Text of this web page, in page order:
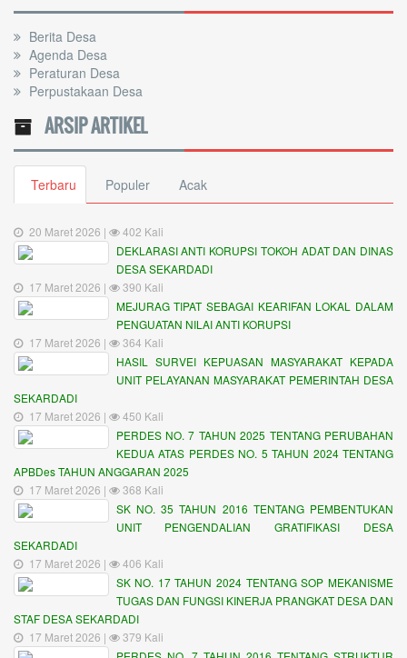
Berita Desa
Agenda Desa
Peraturan Desa
Perpustakaan Desa
ARSIP ARTIKEL
Terbaru Populer Acak
20 Maret 2026 |
402 Kali
DEKLARASI ANTI KORUPSI TOKOH ADAT DAN DINAS
DESA SEKARDADI
17 Maret 2026 |
390 Kali
MEJURAG TIPAT SEBAGAI KEARIFAN LOKAL DALAM
PENGUATAN NILAI ANTI KORUPSI
17 Maret 2026 |
364 Kali
HASIL SURVEI KEPUASAN MASYARAKAT KEPADA
UNIT PELAYANAN MASYARAKAT PEMERINTAH DESA
SEKARDADI
17 Maret 2026 |
450 Kali
PERDES NO. 7 TAHUN 2025 TENTANG PERUBAHAN
KEDUA ATAS PERDES NO. 5 TAHUN 2024 TENTANG
APBDes TAHUN ANGGARAN 2025
17 Maret 2026 |
368 Kali
SK NO. 35 TAHUN 2016 TENTANG PEMBENTUKAN
UNIT PENGENDALIAN GRATIFIKASI DESA
SEKARDADI
17 Maret 2026 |
406 Kali
SK NO. 17 TAHUN 2024 TENTANG SOP MEKANISME
TUGAS DAN FUNGSI KINERJA PRANGKAT DESA DAN
STAF DESA SEKARDADI
17 Maret 2026 |
379 Kali